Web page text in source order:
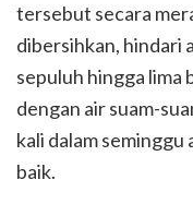
tersebut secara
dibersihkan, hindari
sepuluh hingga lima
dengan air suam-
kali dalam
baik.